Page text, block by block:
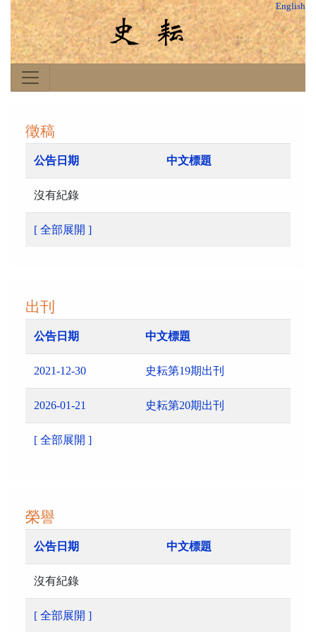
English
徵稿
公告日期 中文標題
沒有紀錄
[ 全部展開 ]
出刊
公告日期 中文標題
2021-12-30 史耘第19期出刊
2026-01-21 史耘第20期出刊
[ 全部展開 ]
榮譽
公告日期 中文標題
沒有紀錄
[ 全部展開 ]